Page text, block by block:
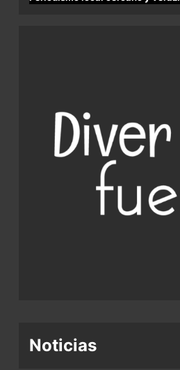
Noticias